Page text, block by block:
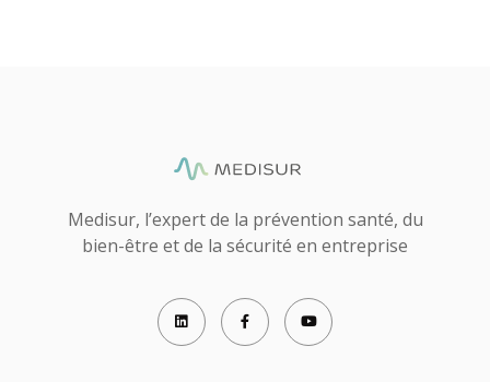
Medisur, l’expert de la prévention santé, du
bien-être et de la sécurité en entreprise